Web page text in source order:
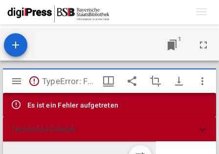
1
Mirador
Viewer
TypeError: Failed to fetch
Es ist ein Fehler aufgetreten
Technische Details